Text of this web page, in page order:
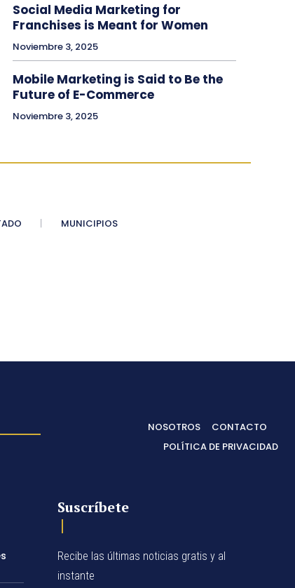
Social Media Marketing for
Franchises is Meant for Women
Noviembre 3, 2025
Mobile Marketing is Said to Be the
Future of E-Commerce
Noviembre 3, 2025
MUNICIPIOS
NOSOTROS
CONTACTO
POLÍTICA DE PRIVACIDAD
Suscríbete
Recibe las últimas noticias gratis y al
instante